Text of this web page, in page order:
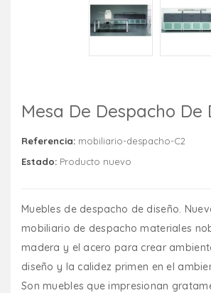
Mesa De Despacho De
Referencia: mobiliario-despacho-C2
Estado: Producto nuevo
Muebles de despacho de diseño.
mobiliario de despacho materiales
madera y el acero para crear
diseño y la calidez primen en el
Son muebles que impresionan